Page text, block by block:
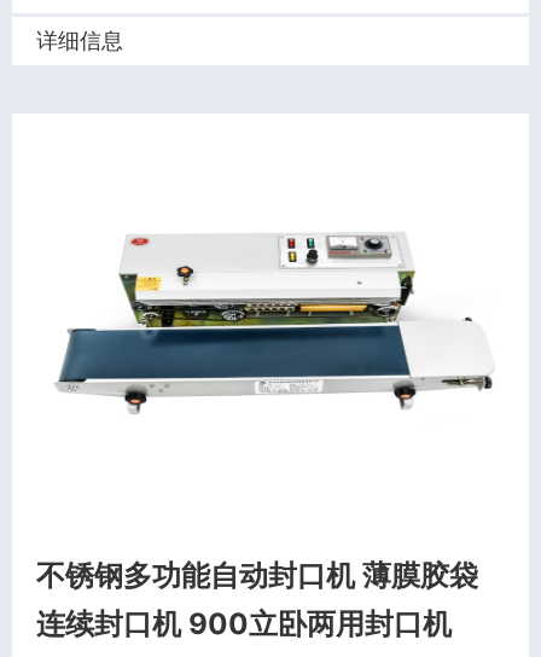
详细信息
不锈钢多功能自动封口机 薄膜胶袋
连续封口机 900立卧两用封口机